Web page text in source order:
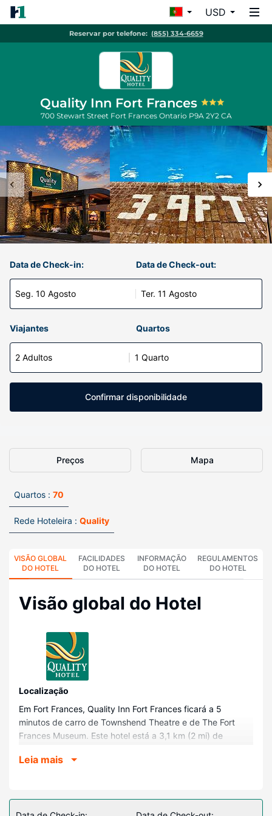
USD
Reservar por telefone: (855) 334-6659
Quality Inn Fort Frances
700 Stewart Street Fort Frances Ontario P9A 2Y2 CA
Data de Check-in:
Seg. 10 Agosto
Data de Check-out:
Ter. 11 Agosto
Viajantes Quartos
2 Adultos 1 Quarto
Confirmar disponibilidade
Preços Mapa
Quartos : 70
Rede Hoteleira : Quality
VISÃO GLOBAL
DO HOTEL
FACILIDADES
DO HOTEL
INFORMAÇÃO
DO HOTEL
REGULAMENTOS
DO HOTEL
Visão global do Hotel
Localização
Em Fort Frances, Quality Inn Fort Frances ficará a 5
minutos de carro de Townshend Theatre e de The Fort
Frances Museum. Este hotel está a 3,1 km (2 mi) de
Memorial Sports Centre.
Sinta-se em casa num dos 70 quartos, com um micro-
ondas e um televisor de ecrã plano. As camas têm
Leia mais